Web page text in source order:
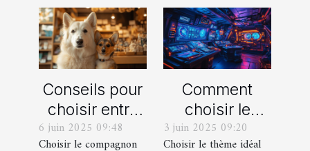
Conseils pour
choisir entre
un berger
6 juin 2025 09:48
Choisir le compagnon
Comment
choisir le
thème parfait
3 juin 2025 09:20
Choisir le thème idéal